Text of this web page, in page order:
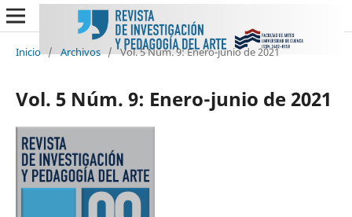
Inicio / Archivos / Vol. 5 Núm. 9: Enero-junio de 2021
Vol. 5 Núm. 9: Enero-junio de 2021